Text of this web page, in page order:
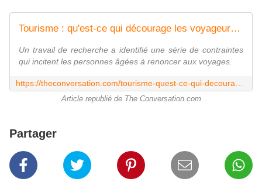
Tourisme : qu'est-ce qui décourage les voyageurs seniors ?
Un travail de recherche a identifié une série de contraintes
qui incitent les personnes âgées à renoncer aux voyages.
Article republié de The Conversation.com
Partager